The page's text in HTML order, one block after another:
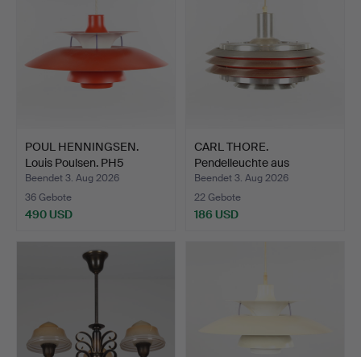
POUL HENNINGSEN.
Louis Poulsen. PH5
Pendel…
Beendet 3. Aug 2026
36 Gebote
490 USD
CARL THORE.
Pendelleuchte aus
Aluminium, 1…
Beendet 3. Aug 2026
22 Gebote
186 USD